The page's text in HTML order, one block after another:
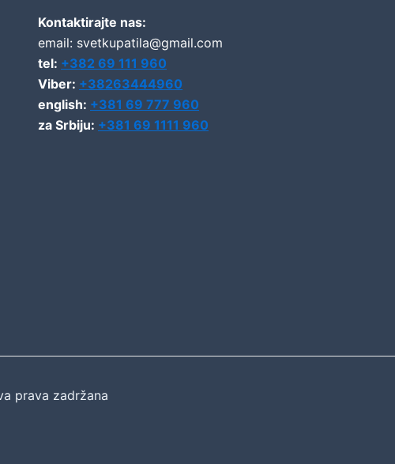
Kontaktirajte nas:
email: svetkupatila@gmail.com
tel: +382 69 111 960
Viber: +38263444960
english: +381 69 777 960
za Srbiju: +381 69 1111 960
prava zadržana